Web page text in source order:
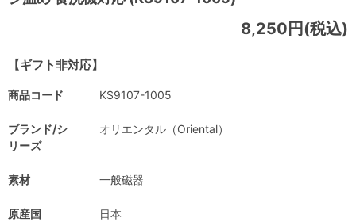
【ギフト非対応】
8,250円(税込)
商品コード KS9107-1005
ブランド/シ
リーズ
オリエンタル（Oriental）
素材 一般磁器
原産国 日本